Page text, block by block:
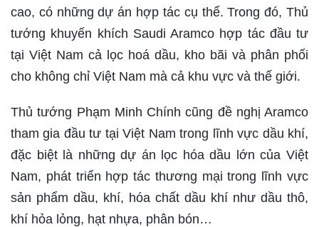
cao, có những dự án hợp tác cụ thể. Trong đó, Thủ
tướng khuyến khích Saudi Aramco hợp tác đầu tư
tại Việt Nam cả lọc hoá dầu, kho bãi và phân phối
cho không chỉ Việt Nam mà cả khu vực và thế giới.
Thủ tướng Phạm Minh Chính cũng đề nghị Aramco
tham gia đầu tư tại Việt Nam trong lĩnh vực dầu khí,
đặc biệt là những dự án lọc hóa dầu lớn của Việt
Nam, phát triển hợp tác thương mại trong lĩnh vực
sản phẩm dầu, khí, hóa chất dầu khí như dầu thô,
khí hỏa lỏng, hạt nhựa, phân bón…